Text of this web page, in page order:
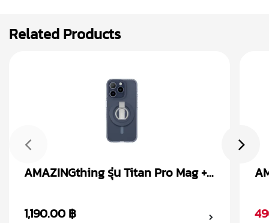
Related Products
AMAZINGthing รุ่น Titan Pro Mag +
1,190.00 ฿